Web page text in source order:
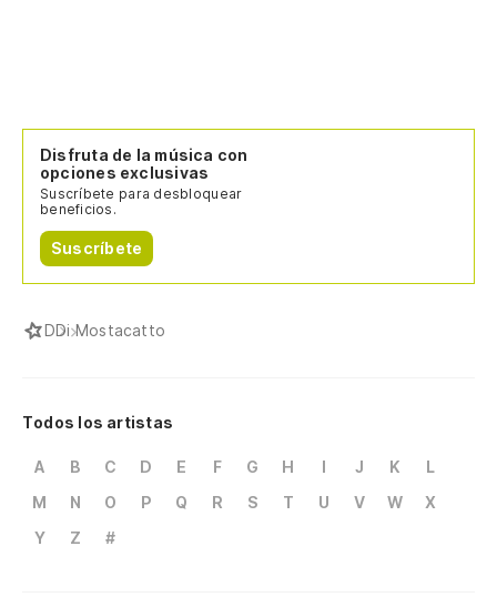
Disfruta de la música con
opciones exclusivas
Suscríbete para desbloquear
beneficios.
Suscríbete
DDi Mostacatto
Todos los artistas
A B C D E F G H I J K
L
M
N O P Q R S T U V W
X
Y
Z #